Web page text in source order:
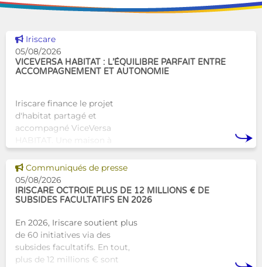
Voir cette news
Iriscare
05/08/2026
VICEVERSA HABITAT : L’ÉQUILIBRE PARFAIT ENTRE
ACCOMPAGNEMENT ET AUTONOMIE
Iriscare finance le projet
d'habitat partagé et
accompagné ViceVersa
HABITAT. Une maison à
alternative innovante et
humaine aux structures
d’hébergement traditionnel
Voir cette news
Communiqués de presse
05/08/2026
IRISCARE OCTROIE PLUS DE 12 MILLIONS € DE
SUBSIDES FACULTATIFS EN 2026
En 2026, Iriscare soutient plus
de 60 initiatives via des
subsides facultatifs. En tout,
plus de 12 millions € sont